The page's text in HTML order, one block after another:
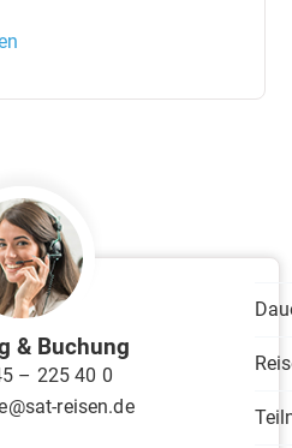
& Buchung
– 225 40 0
reisen.de